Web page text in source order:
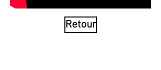
Retour